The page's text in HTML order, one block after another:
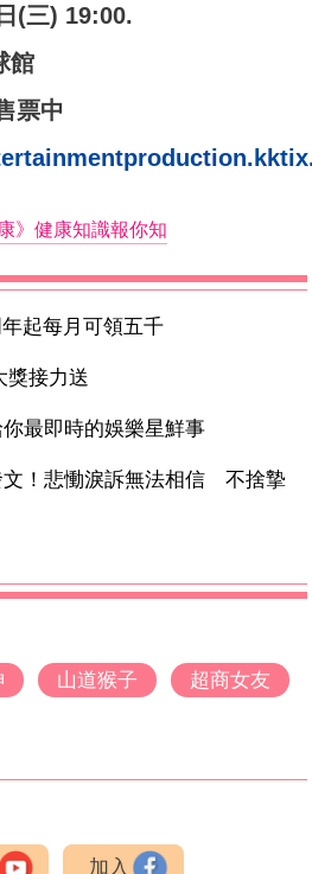
(三) 19:00.
館
票中
》健康知識報你知
起每月可領五千
接力送
最即時的娛樂星鮮事
文！悲慟淚訴無法相信 不捨摯
山道猴子 超商女友
加入